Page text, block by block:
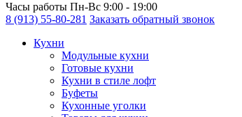
Часы работы Пн-Вс 9:00 - 19:00
8 (913) 55-80-281 Заказать обратный звонок
Кухни
Модульные кухни
Готовые кухни
Кухни в стиле лофт
Буфеты
Кухонные уголки